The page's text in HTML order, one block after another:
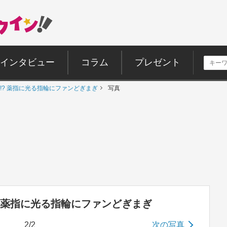
インタビュー コラム プレゼント
薬指に光る指輪にファンどぎまぎ 写真
指に光る指輪にファンどぎまぎ
2/2 次の写真